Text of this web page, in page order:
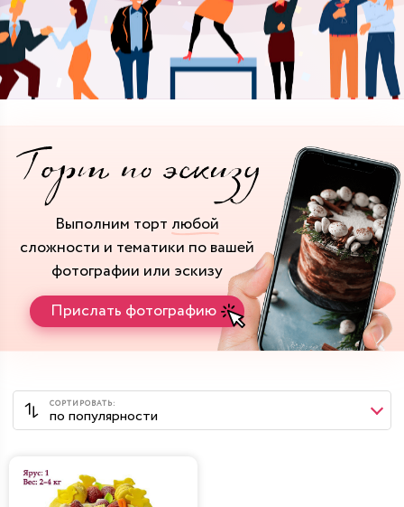
Выполним торт любой
сложности и тематики по вашей
фотографии или эскизу
Прислать фотографию